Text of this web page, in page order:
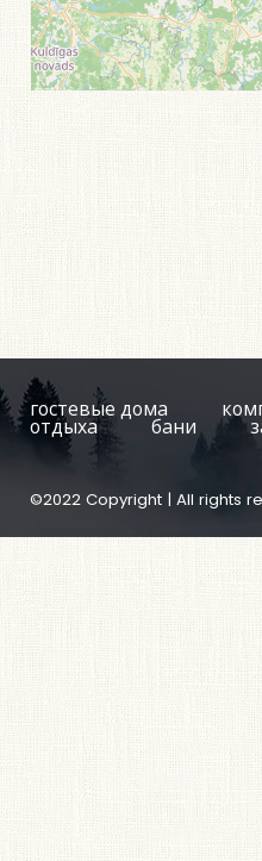
гостевые дома
отдыха бани
©2022 Copyright | All rights